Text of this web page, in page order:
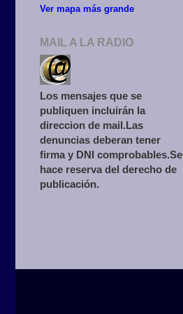
Ver mapa más grande
MAIL A LA RADIO
Los mensajes que se
publiquen incluirán la
direccion de mail.Las
denuncias deberan tener
firma y DNI comprobables.Se
hace reserva del derecho de
publicación.